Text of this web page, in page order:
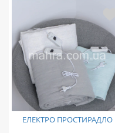
ЕЛЕКТРО ПРОСТИРАДЛО